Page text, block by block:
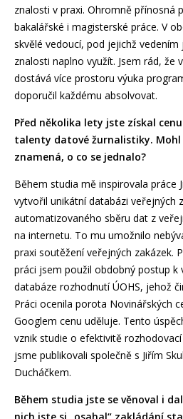
znalosti v praxi. Ohromně přínosná
bakalářské i magisterské práce. V
skvělé vedoucí, pod jejichž
znalosti naplno využít. Jsem rád, že
dostává více prostoru výuka
doporučil každému absolvovat.
Před několika lety jste získal
talenty datové žurnalistiky.
znamená, o co se jednalo?
Během studia mě inspirovala práce
vytvořil unikátní databázi veřejných
automatizovaného sběru dat z
na internetu. To mu umožnilo
praxi soutěžení veřejných zakázek.
práci jsem použil obdobný postup k
databáze rozhodnutí ÚOHS, jehož
Práci ocenila porota Novinářských
Googlem cenu uděluje. Tento
vznik studie o efektivitě
jsme publikovali společně s Jiřím
Ducháčkem.
Během studia jste se věnoval i